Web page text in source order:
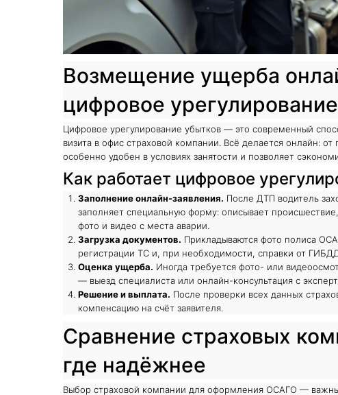
Возмещение ущерба
цифровое
Цифровое урегулирование убытков — это современный
визита в офис страховой компании. Всё делается онлайн:
особенно удобен в условиях занятости и позволяет
Как работает цифровое
Заполнение онлайн-заявления. После ДТП водитель
заполняет специальную форму: описывает
фото и видео с места аварии.
Загрузка документов. Прикладываются фото полиса
регистрации ТС и, при необходимости, справки от
Оценка ущерба. Иногда требуется фото- или
— выезд специалиста или онлайн-консультация с
Решение и выплата. После проверки всех данных
компенсацию на счёт заявителя.
Сравнение страховых
где надёжнее
Выбор страховой компании для оформления ОСАГО —